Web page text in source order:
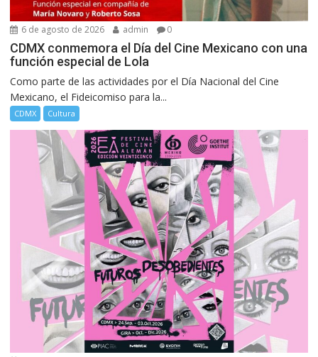
6 de agosto de 2026 admin 0
CDMX conmemora el Día del Cine Mexicano con una
función especial de Lola
Como parte de las actividades por el Día Nacional del Cine
Mexicano, el Fideicomiso para la...
CDMX Cultura